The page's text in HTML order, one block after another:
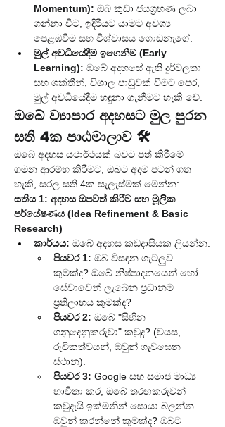
Momentum): ඔබ කුඩා ජයග්‍රහණ ලබා
ගන්නා විට, ඉදිරියට යාමට අවශ්‍ය
පෙළඹවීම සහ විශ්වාසය ගොඩනැගේ.
මුල් අවධියේදීම ඉගෙනීම (Early
Learning): ඔබේ අදහසේ ඇති දුර්වලතා
සහ ශක්තීන්, විශාල පාඩුවක් වීමට පෙර,
මුල් අවධියේදීම හඳුනා ගැනීමට හැකි වේ.
ඔබේ ව්‍යාපාර අදහසට මුල පුරන
සති 4ක පාඨමාලාව 🛠️
ඔබේ අදහස යථාර්ථයක් බවට පත් කිරීමේ
ගමන ආරම්භ කිරීමට, ඔබට අදම පටන් ගත
හැකි, සරල සති 4ක සැලැස්මක් මෙන්න:
සතිය 1: අදහස ඔපවත් කිරීම සහ මූලික
පර්යේෂණය (Idea Refinement & Basic
Research)
කාර්යය: ඔබේ අදහස කඩදාසියක ලියන්න.
පියවර 1: ඔබ විසඳන ගැටලුව
කුමක්ද? ඔබේ නිෂ්පාදනයෙන් හෝ
සේවාවෙන් ලැබෙන ප්‍රධානම
ප්‍රතිලාභය කුමක්ද?
පියවර 2: ඔබේ "සිහින
ගනුදෙනුකරුවා" කවුද? (වයස,
රුචිකත්වයන්, ඔවුන් ගැවසෙන
ස්ථාන).
පියවර 3: Google සහ සමාජ මාධ්‍ය
භාවිතා කර, ඔබේ තරඟකරුවන්
කවුදැයි ඉක්මනින් සොයා බලන්න.
ඔවුන් කරන්නේ කුමක්ද? ඔබට